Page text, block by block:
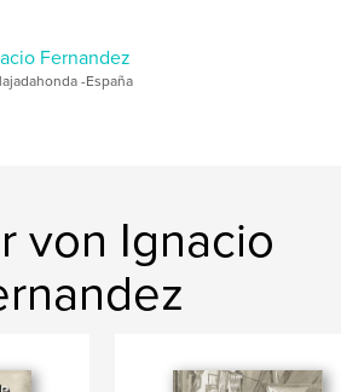
Fernandez
-España
von Ignacio